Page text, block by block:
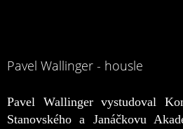
Pavel Wallinger - housle
Pavel Wallinger vystudoval
Stanovského a Janáčkovu